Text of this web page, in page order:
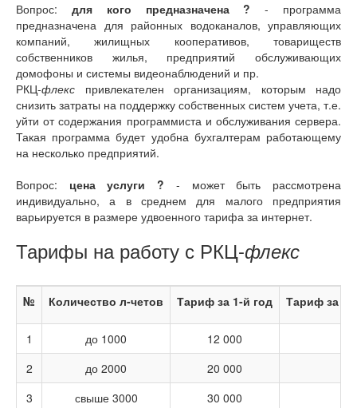
Вопрос: для кого предназначена ? - программа
предназначена для районных водоканалов, управляющих
компаний, жилищных кооперативов, товариществ
собственников жилья, предприятий обслуживающих
домофоны и системы видеонаблюдений и пр.
РКЦ-флекс привлекателен организациям, которым надо
снизить затраты на поддержку собственных систем учета, т.е.
уйти от содержания программиста и обслуживания сервера.
Такая программа будет удобна бухгалтерам работающему
на несколько предприятий.
Вопрос: цена услуги ? - может быть рассмотрена
индивидуально, а в среднем для малого предприятия
варьируется в размере удвоенного тарифа за интернет.
Тарифы на работу с РКЦ-флекс
№ Количество л-четов Тариф за 1-й год Тариф за
1 до 1000
12 000
2
до 2000
20 000
3
свыше 3000 30 000